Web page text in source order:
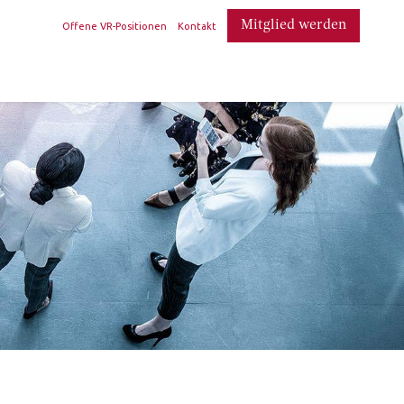
Offene VR-Positionen Kontakt Mitglied werden